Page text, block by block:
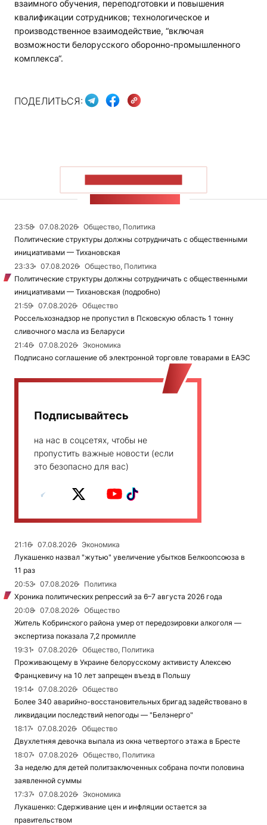
взаимного обучения, переподготовки и повышения
квалификации сотрудников; технологическое и
производственное взаимодействие, “включая
возможности белорусского оборонно-промышленного
комплекса“.
ПОДЕЛИТЬСЯ:
23:58 07.08.2026
Общество, Политика
Политические структуры должны сотрудничать с общественными
инициативами — Тихановская
23:33
07.08.2026
Общество, Политика
Политические структуры должны сотрудничать с общественными
инициативами — Тихановская (подробно)
21:59
07.08.2026
Общество
Россельхознадзор не пропустил в Псковскую область 1 тонну
сливочного масла из Беларуси
21:46
07.08.2026
Экономика
Подписано соглашение об электронной торговле товарами в ЕАЭС
Подписывайтесь
на нас в соцсетях, чтобы не
пропустить важные новости (если
это безопасно для вас)
21:16 07.08.2026
Экономика
Лукашенко назвал "жутью" увеличение убытков Белкоопсоюза в
11 раз
20:53
07.08.2026
Политика
Хроника политических репрессий за 6–7 августа 2026 года
20:08
07.08.2026
Общество
Житель Кобринского района умер от передозировки алкоголя —
экспертиза показала 7,2 промилле
19:31
07.08.2026
Общество, Политика
Проживающему в Украине белорусскому активисту Алексею
Францкевичу на 10 лет запрещен въезд в Польшу
19:14
07.08.2026
Общество
Более 340 аварийно-восстановительных бригад задействовано в
ликвидации последствий непогоды — "Белэнерго"
18:17
07.08.2026
Общество
Двухлетняя девочка выпала из окна четвертого этажа в Бресте
18:07
07.08.2026
Общество, Политика
За неделю для детей политзаключенных собрана почти половина
заявленной суммы
17:37
07.08.2026
Экономика
Лукашенко: Сдерживание цен и инфляции остается за
правительством